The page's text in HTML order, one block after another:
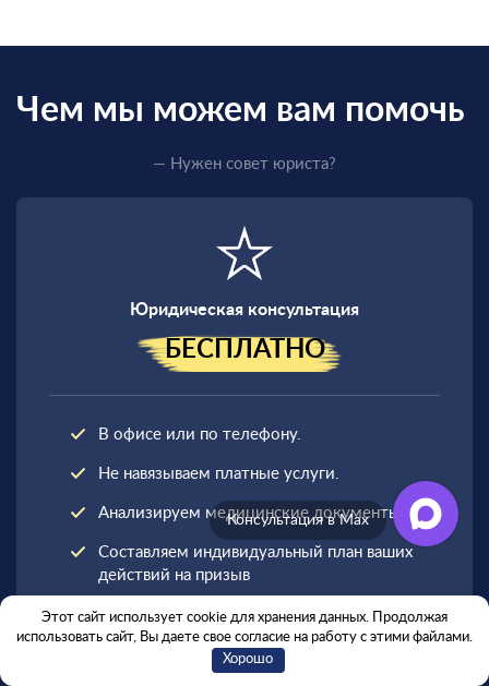
Чем мы можем вам помочь
— Нужен совет юриста?
Юридическая консультация
БЕСПЛАТНО
В офисе или по телефону.
Не навязываем платные услуги.
Анализируем медицинские документы.
Составляем индивидуальный план ваших
действий на призыв
ЗАПИСАТЬСЯ НА
КОНСУЛЬТАЦИЮ
Консультация в Max
Этот сайт использует cookie для хранения данных. Продолжая
использовать сайт, Вы даете свое согласие на работу с этими файлами.
Хорошо